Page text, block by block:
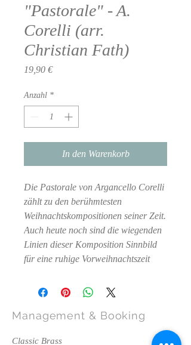
"Pastorale" - A.
Corelli (arr.
Christian Fath)
19,90 €Preis
Anzahl *
In den Warenkorb
Die Pastorale von Argancello Corelli
zählt zu den berühmtesten
Weihnachtskompositionen seiner Zeit.
Auch heute noch sind die wiegenden
Linien dieser Komposition Sinnbild
für eine ruhige Vorweihnachtszeit
Management & Booking
Classic Brass